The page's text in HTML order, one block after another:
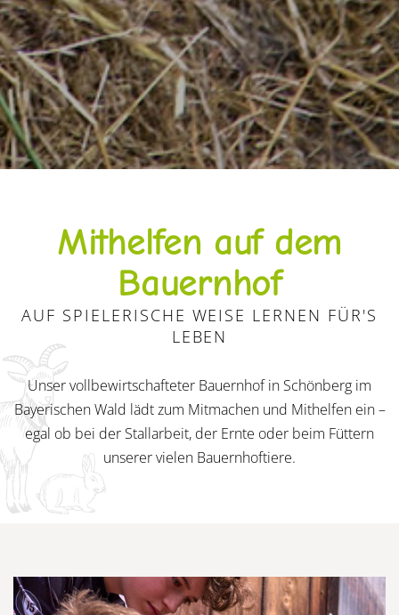
Mithelfen auf dem
Bauernhof
AUF SPIELERISCHE WEISE LERNEN FÜR'S
LEBEN
Unser vollbewirtschafteter Bauernhof in Schönberg im
Bayerischen Wald lädt zum Mitmachen und Mithelfen ein –
egal ob bei der Stallarbeit, der Ernte oder beim Füttern
unserer vielen Bauernhoftiere.